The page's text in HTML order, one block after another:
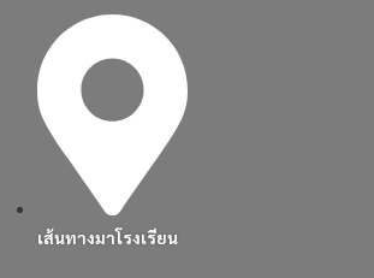
เส้นทางมาโรงเรียน